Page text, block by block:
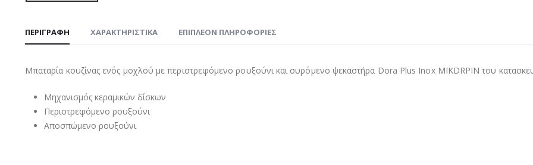
ΠΕΡΙΓΡΑΦΉ ΧΑΡΑΚΤΗΡΙΣΤΙΚΑ ΕΠΙΠΛΈΟΝ ΠΛΗΡΟΦΟΡΊΕΣ
Μπαταρία κουζίνας ενός μοχλού με περιστρεφόμενο ρουξούνι και συρόμενο ψεκαστήρα Dora Plus Inox MIKDRPIN του
Μηχανισμός κεραμικών δίσκων
Περιστρεφόμενο ρουξούνι
Αποσπώμενο ρουξούνι